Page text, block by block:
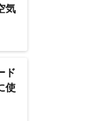
気
ド
使